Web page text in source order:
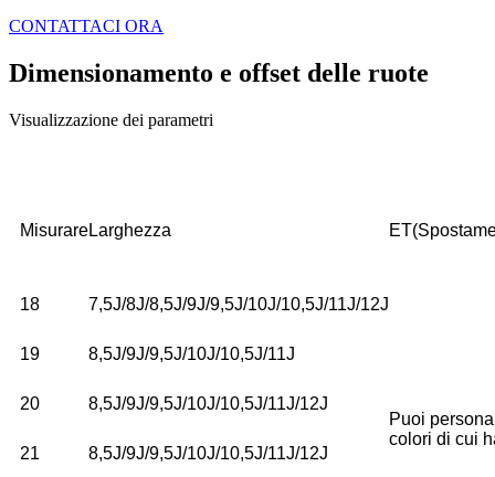
CONTATTACI ORA
Dimensionamento e offset delle ruote
Visualizzazione dei parametri
MisurareLarghezza
18 7,5J/8J/8,5J/9J/9,5J/10J/10,5J/11J/12J
Puoi
colori di cui
19 8,5J/9J/9,5J/10J/10,5J/11J
20 8,5J/9J/9,5J/10J/10,5J/11J/12J
21 8,5J/9J/9,5J/10J/10,5J/11J/12J